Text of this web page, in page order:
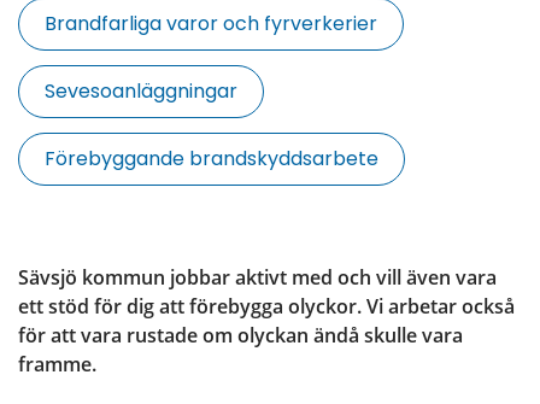
Brandfarliga varor och fyrverkerier
Sevesoanläggningar
Förebyggande brandskyddsarbete
Sävsjö kommun jobbar aktivt med och vill även vara
ett stöd för dig att förebygga olyckor. Vi arbetar också
för att vara rustade om olyckan ändå skulle vara
framme.